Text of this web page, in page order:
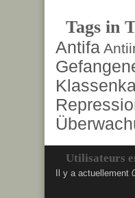
Tags in
Antifa
Utilisateurs
Il y a actuellement